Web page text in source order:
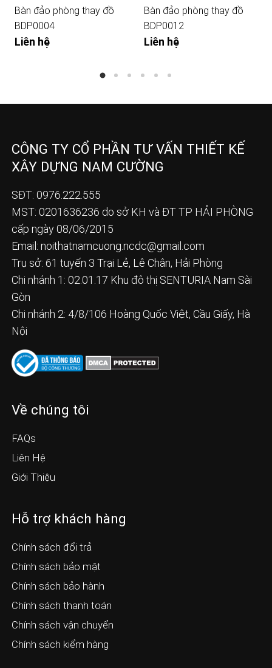
Bàn đảo phòng thay đồ
BDP0004
Liên hệ
Bàn đảo phòng thay đồ
BDP0012
Liên hệ
CÔNG TY CỔ PHẦN TƯ VẤN THIẾT KẾ
XÂY DỰNG NAM CƯỜNG
SĐT: 0976.222.555
MST: 0201636236 do sở KH và ĐT TP HẢI PHÒNG
cấp ngày 08/06/2015
Email: noithatnamcuong.ncdc@gmail.com
Trụ sở: 61 tuyến 3 Trại Lẻ, Lê Chân, Hải Phòng
Chi nhánh 1: 02.01.17 Khu đô thị SENTURIA Nam Sài
Gòn
Chi nhánh 2: 4/8/106 Hoàng Quốc Việt, Cầu Giấy, Hà
Nội
Về chúng tôi
FAQs
Liên Hệ
Giới Thiệu
Hỗ trợ khách hàng
Chính sách đổi trả
Chính sách bảo mật
Chính sách bảo hành
Chính sách thanh toán
Chính sách vận chuyển
Chính sách kiểm hàng